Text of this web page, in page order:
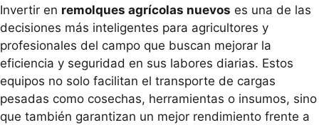
Invertir en remolques agrícolas nuevos es una de las
decisiones más inteligentes para agricultores y
profesionales del campo que buscan mejorar la
eficiencia y seguridad en sus labores diarias. Estos
equipos no solo facilitan el transporte de cargas
pesadas como cosechas, herramientas o insumos, sino
que también garantizan un mejor rendimiento frente a